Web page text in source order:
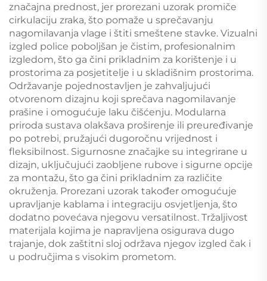
značajna prednost, jer prorezani uzorak promiče
cirkulaciju zraka, što pomaže u sprečavanju
nagomilavanja vlage i štiti smeštene stavke. Vizualni
izgled police poboljšan je čistim, profesionalnim
izgledom, što ga čini prikladnim za korištenje i u
prostorima za posjetitelje i u skladišnim prostorima.
Održavanje pojednostavljen je zahvaljujući
otvorenom dizajnu koji sprečava nagomilavanje
prašine i omogućuje laku čišćenju. Modularna
priroda sustava olakšava proširenje ili preuređivanje
po potrebi, pružajući dugoročnu vrijednost i
fleksibilnost. Sigurnosne značajke su integrirane u
dizajn, uključujući zaobljene rubove i sigurne opcije
za montažu, što ga čini prikladnim za različite
okruženja. Prorezani uzorak također omogućuje
upravljanje kablama i integraciju osvjetljenja, što
dodatno povećava njegovu versatilnost. Tržaljivost
materijala kojima je napravljena osigurava dugo
trajanje, dok zaštitni sloj održava njegov izgled čak i
u područjima s visokim prometom.